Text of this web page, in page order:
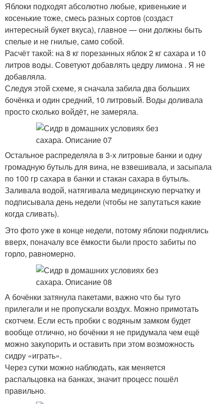
Яблоки подходят абсолютно любые, кривенькие и
косенькие тоже, смесь разных сортов (создаст
интересный букет вкуса), главное — они должны быть
спелые и не гнилые, само собой.
Расчёт такой: на 8 кг порезанных яблок 2 кг сахара и 10
литров воды. Советуют добавлять цедру лимона . Я не
добавляла.
Следуя этой схеме, я сначала забила два больших
бочёнка и один средний, 10 литровый. Воды доливала
просто сколько войдёт, не замеряла.
Остальное распределяла в 3-х литровые банки и одну
громадную бутыль для вина, не взвешивала, и засыпала
по 100 гр сахара в банки и стакан сахара в бутыль.
Заливала водой, натягивала медицинскую перчатку и
подписывала день недели (чтобы не запутаться какие
когда сливать).
Это фото уже в конце недели, потому яблоки поднялись
вверх, поначалу все ёмкости были просто забиты по
горло, равномерно.
А бочёнки затянула пакетами, важно что бы туго
прилегали и не пропускали воздух. Можно примотать
скотчем. Если есть пробки с водяным замком будет
вообще отлично, но бочёнки я не придумала чем ещё
можно закупорить и оставить при этом возможность
сидру «играть».
Через сутки можно наблюдать, как меняется
распальцовка на банках, значит процесс пошёл
правильно.